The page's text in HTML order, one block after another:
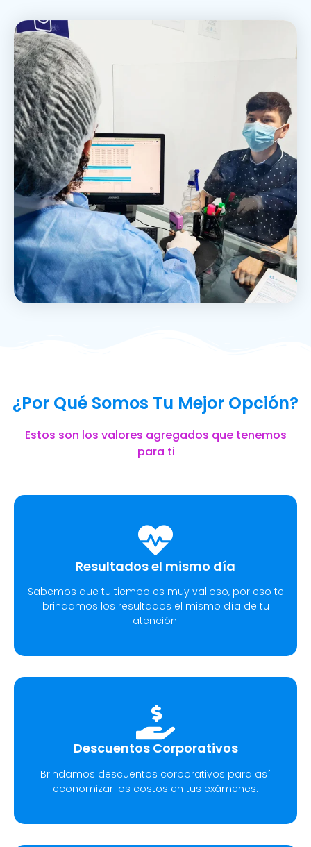
¿Por Qué Somos Tu Mejor Opción?
Estos son los valores agregados que tenemos
para ti
Resultados el mismo día
Sabemos que tu tiempo es muy valioso, por eso te
brindamos los resultados el mismo día de tu
atención.
Descuentos Corporativos
Brindamos descuentos corporativos para así
economizar los costos en tus exámenes.